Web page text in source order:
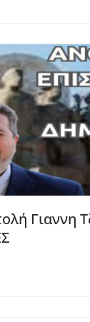
Γιαννη